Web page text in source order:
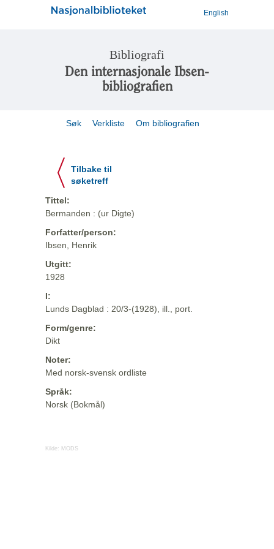
English
Bibliografi
Den internasjonale Ibsen-
bibliografien
Søk Verkliste Om bibliografien
Tilbake til
søketreff
Tittel:
Bermanden : (ur Digte)
Forfatter/person:
Ibsen, Henrik
Utgitt:
1928
I:
Lunds Dagblad : 20/3-(1928), ill., port.
Form/genre:
Dikt
Noter:
Med norsk-svensk ordliste
Språk:
Norsk (Bokmål)
Kilde: MODS